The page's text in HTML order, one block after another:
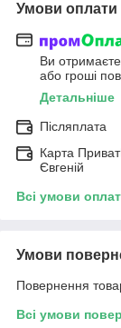
Умови оплати
Ви
або гроші
Детальніше
Післяплата
Карта
Євгеній
Всі умови
Умови
Повернення
Всі умови